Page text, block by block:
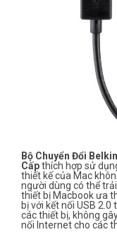
Bộ Chuyển Đổi
Cấpthích hợp sử
thiết kế của Mac
người dùng có thể
thiết bị Macbook ưa
bị với kết nối USB
các thiết bị, không
nối Internet cho các